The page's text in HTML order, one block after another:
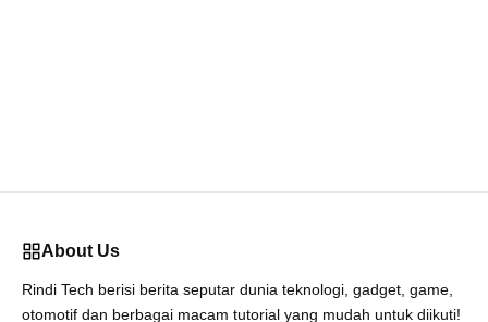
About Us
Rindi Tech berisi berita seputar dunia teknologi, gadget, game,
otomotif dan berbagai macam tutorial yang mudah untuk diikuti!